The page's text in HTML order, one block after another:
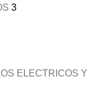
3
ELECTRICOS Y